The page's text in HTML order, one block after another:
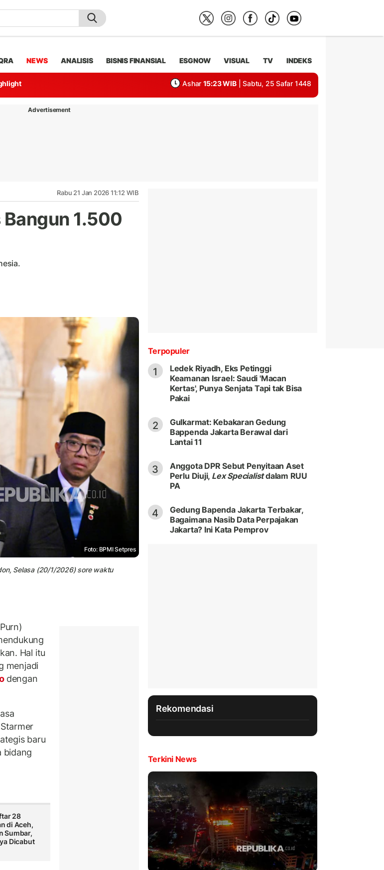
NEWS ANALISIS BISNIS FINANSIAL ESGNOW VISUAL TV INDEKS
Ashar 15:23 WIB | Sabtu, 25 Safar 1448
Advertisement
Rabu 21 Jan 2026 11:12 WIB
1.500
Foto: BPMI Setpres
Selasa (20/1/2026) sore waktu
Hal itu
menjadi
dengan
baru
bidang
28
di Aceh,
Sumbar,
Dicabut
Terpopuler
1
Ledek Riyadh, Eks Petinggi
Keamanan Israel: Saudi 'Macan
Kertas', Punya Senjata Tapi tak Bisa
Pakai
2
Gulkarmat: Kebakaran Gedung
Bappenda Jakarta Berawal dari
Lantai 11
3
Anggota DPR Sebut Penyitaan Aset
Perlu Diuji, Lex Specialistdalam RUU
PA
4
Gedung Bapenda Jakarta Terbakar,
Bagaimana Nasib Data Perpajakan
Jakarta? Ini Kata Pemprov
Rekomendasi
Terkini News